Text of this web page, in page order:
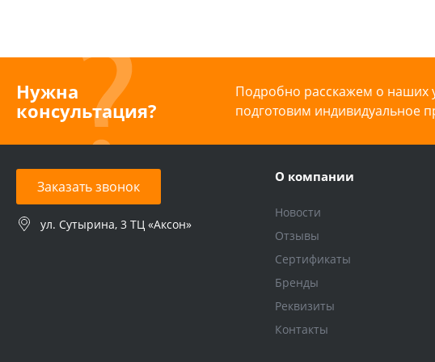
Нужна
консультация?
Подробно расскажем о наших
подготовим индивидуальное
Заказать звонок
ул. Сутырина, 3 ТЦ «Аксон»
О компании
Новости
Отзывы
Сертификаты
Бренды
Реквизиты
Контакты